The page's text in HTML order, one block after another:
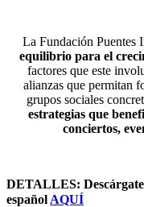
La Fundación Puentes
equilibrio para el
factores que este
alianzas que permitan
grupos sociales
estrategias que
conciertos,
DETALLES:
español AQUÍ